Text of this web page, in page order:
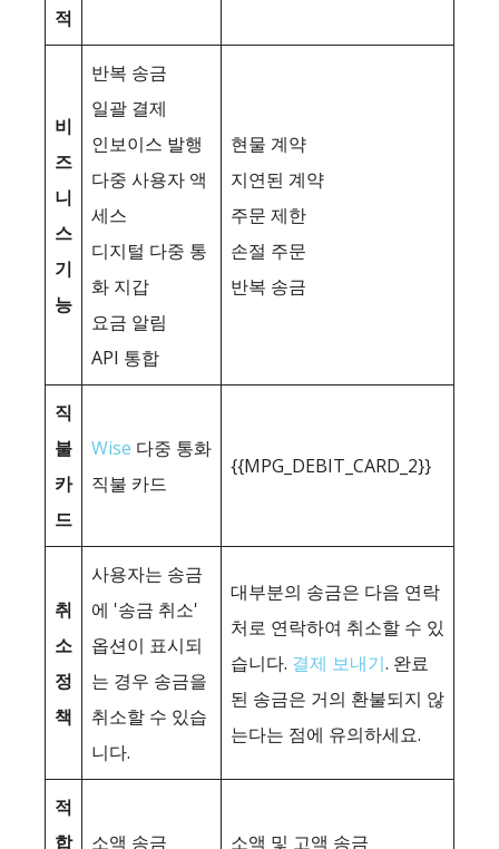
적
비
즈
니
스
기
능
반복 송금
일괄 결제
인보이스 발행
다중 사용자 액
세스
디지털 다중 통
화 지갑
요금 알림
API 통합
현물 계약
지연된 계약
주문 제한
손절 주문
반복 송금
직
불
카
드
Wise 다중 통화
직불 카드
{{MPG_DEBIT_CARD_2}}
취
소
정
책
사용자는 송금
에 '송금 취소'
옵션이 표시되
는 경우 송금을
취소할 수 있습
니다.
대부분의 송금은 다음 연락
처로 연락하여 취소할 수 있
습니다. 결제 보내기. 완료
된 송금은 거의 환불되지 않
는다는 점에 유의하세요.
적
합
소액 송금 소액 및 고액 송금